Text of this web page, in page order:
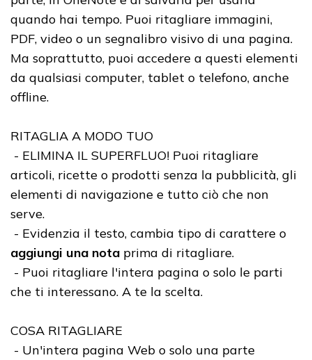
quando hai tempo. Puoi ritagliare immagini,
PDF, video o un segnalibro visivo di una pagina.
Ma soprattutto, puoi accedere a questi elementi
da qualsiasi computer, tablet o telefono, anche
offline.
RITAGLIA A MODO TUO
- ELIMINA IL SUPERFLUO! Puoi ritagliare
articoli, ricette o prodotti senza la pubblicità, gli
elementi di navigazione e tutto ciò che non
serve.
- Evidenzia il testo, cambia tipo di carattere o
aggiungi una nota prima di ritagliare.
- Puoi ritagliare l'intera pagina o solo le parti
che ti interessano. A te la scelta.
COSA RITAGLIARE
- Un'intera pagina Web o solo una parte